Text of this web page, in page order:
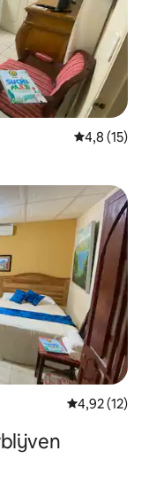
4,8 (15)
Gemiddelde
4,92 (12)